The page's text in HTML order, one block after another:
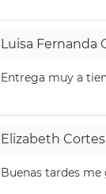
Luisa Fernanda
Entrega muy a
Elizabeth Cortes
Buenas tardes